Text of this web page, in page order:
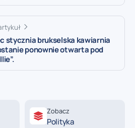
stycznia brukselska kawiarnia
ponownie otwarta pod
Zobacz
Polityka